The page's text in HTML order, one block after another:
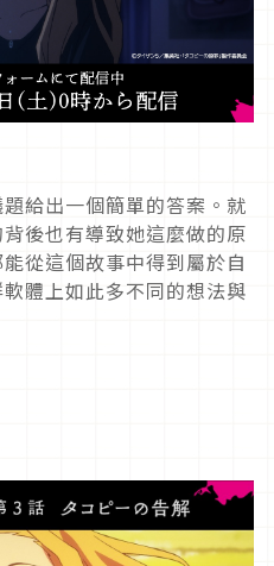
給出一個簡單的答案。就
後也有導致她這麼做的原
從這個故事中得到屬於自
體上如此多不同的想法與